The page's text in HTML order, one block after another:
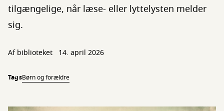
tilgængelige, når læse- eller lyttelysten melder
sig.
Af biblioteket 14. april 2026
TagsBørn og forældre